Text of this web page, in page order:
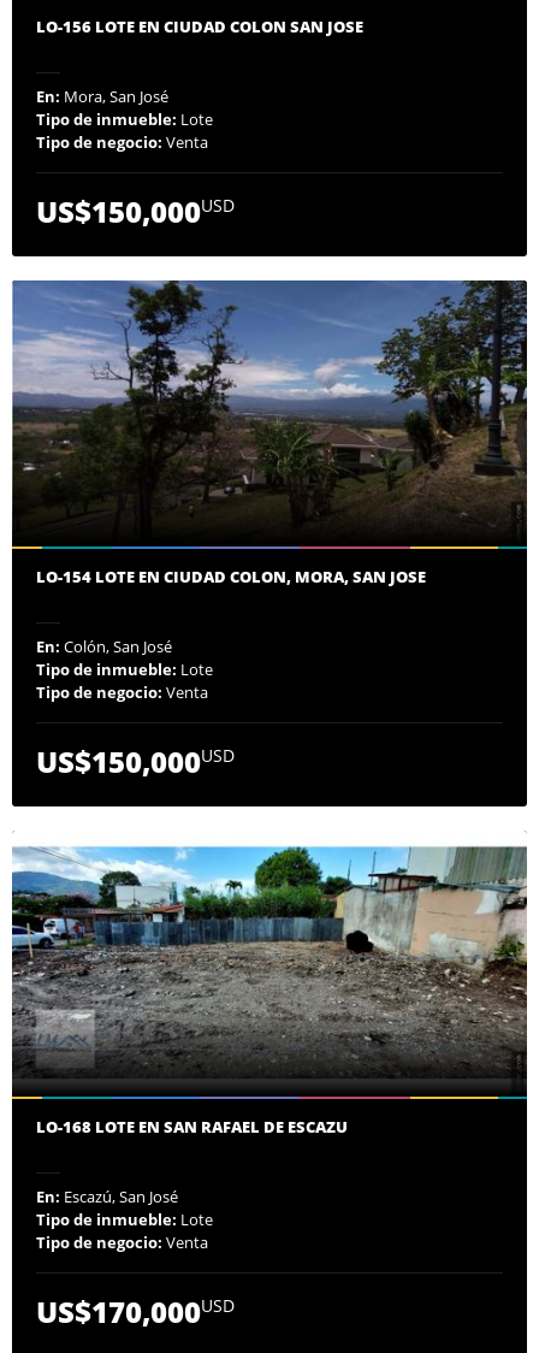
LO-156 LOTE EN CIUDAD COLON SAN JOSE
En: Mora, San José
Tipo de inmueble: Lote
Tipo de negocio: Venta
US$150,000USD
LO-154 LOTE EN CIUDAD COLON, MORA, SAN JOSE
En: Colón, San José
Tipo de inmueble: Lote
Tipo de negocio: Venta
US$150,000USD
LO-168 LOTE EN SAN RAFAEL DE ESCAZU
En: Escazú, San José
Tipo de inmueble: Lote
Tipo de negocio: Venta
US$170,000USD